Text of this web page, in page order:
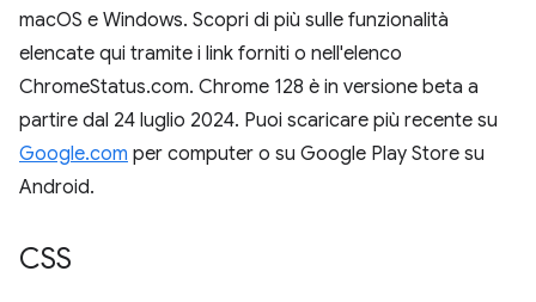
macOS e Windows. Scopri di più sulle funzionalità
elencate qui tramite i link forniti o nell'elenco
ChromeStatus.com. Chrome 128 è in versione beta a
partire dal 24 luglio 2024. Puoi scaricare più recente su
Google.com per computer o su Google Play Store su
Android.
CSS